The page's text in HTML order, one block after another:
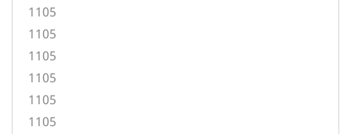
1105
1105
1105
1105
1105
1105